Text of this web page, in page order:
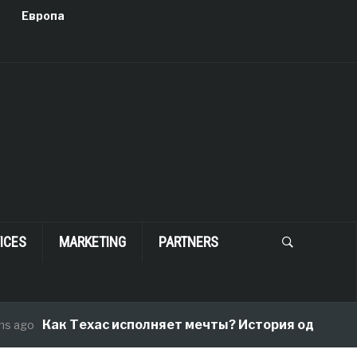
Европа
MARKETING PARTNERS
Техас исполняет мечты? История одного